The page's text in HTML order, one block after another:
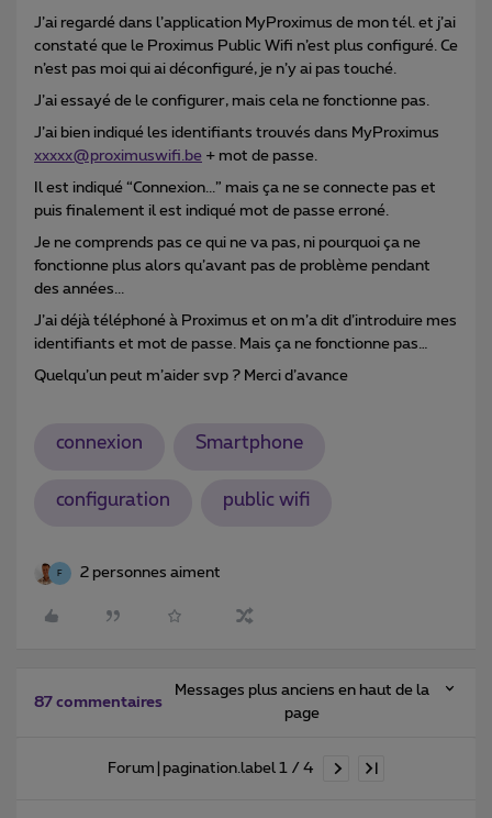
J’ai regardé dans l’application MyProximus de mon tél. et j’ai
constaté que le Proximus Public Wifi n’est plus configuré. Ce
n’est pas moi qui ai déconfiguré, je n’y ai pas touché.
J’ai essayé de le configurer, mais cela ne fonctionne pas.
J’ai bien indiqué les identifiants trouvés dans MyProximus
xxxxx@proximuswifi.be + mot de passe.
Il est indiqué “Connexion...” mais ça ne se connecte pas et
puis finalement il est indiqué mot de passe erroné.
Je ne comprends pas ce qui ne va pas, ni pourquoi ça ne
fonctionne plus alors qu’avant pas de problème pendant
des années...
J’ai déjà téléphoné à Proximus et on m’a dit d’introduire mes
identifiants et mot de passe. Mais ça ne fonctionne pas…
Quelqu’un peut m’aider svp ? Merci d’avance
connexion Smartphone
configuration public wifi
F 2 personnes aiment
87 commentaires
Messages plus anciens en haut de la
page
Forum|pagination.label 1 / 4